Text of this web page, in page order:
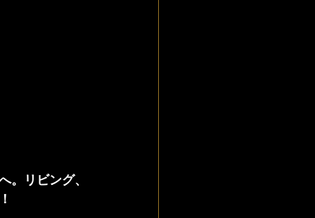
。
リビング、